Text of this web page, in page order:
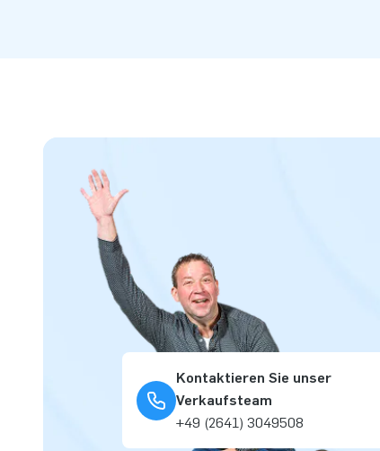
Kontaktieren Sie unser
Verkaufsteam
+49 (2641) 3049508